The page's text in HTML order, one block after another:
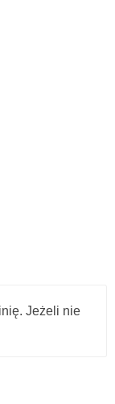
Jeżeli nie